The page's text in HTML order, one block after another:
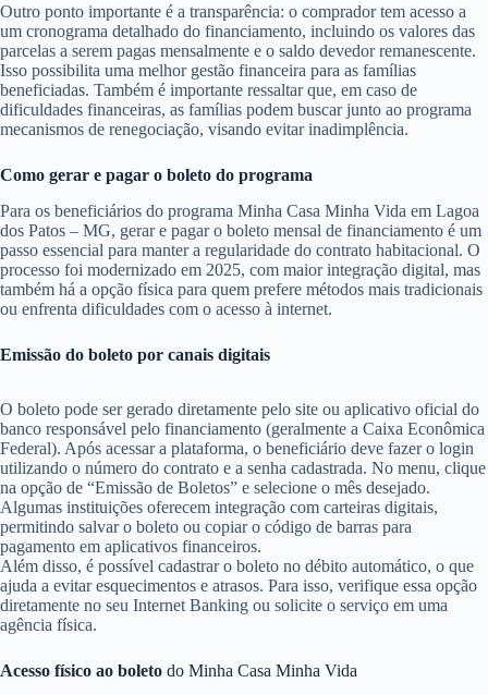
Outro ponto importante é a transparência: o comprador tem acesso a
um cronograma detalhado do financiamento, incluindo os valores das
parcelas a serem pagas mensalmente e o saldo devedor remanescente.
Isso possibilita uma melhor gestão financeira para as famílias
beneficiadas. Também é importante ressaltar que, em caso de
dificuldades financeiras, as famílias podem buscar junto ao programa
mecanismos de renegociação, visando evitar inadimplência.
Como gerar e pagar o boleto do programa
Para os beneficiários do programa Minha Casa Minha Vida em Lagoa
dos Patos – MG, gerar e pagar o boleto mensal de financiamento é um
passo essencial para manter a regularidade do contrato habitacional. O
processo foi modernizado em 2025, com maior integração digital, mas
também há a opção física para quem prefere métodos mais tradicionais
ou enfrenta dificuldades com o acesso à internet.
Emissão do boleto por canais digitais
O boleto pode ser gerado diretamente pelo site ou aplicativo oficial do
banco responsável pelo financiamento (geralmente a Caixa Econômica
Federal). Após acessar a plataforma, o beneficiário deve fazer o login
utilizando o número do contrato e a senha cadastrada. No menu, clique
na opção de “Emissão de Boletos” e selecione o mês desejado.
Algumas instituições oferecem integração com carteiras digitais,
permitindo salvar o boleto ou copiar o código de barras para
pagamento em aplicativos financeiros.
Além disso, é possível cadastrar o boleto no débito automático, o que
ajuda a evitar esquecimentos e atrasos. Para isso, verifique essa opção
diretamente no seu Internet Banking ou solicite o serviço em uma
agência física.
Acesso físico ao boleto do Minha Casa Minha Vida